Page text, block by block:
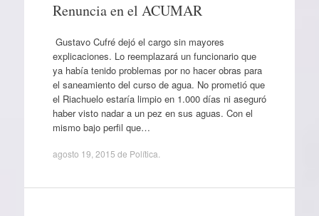
Renuncia en el ACUMAR
Gustavo Cufré dejó el cargo sin mayores
explicaciones. Lo reemplazará un funcionario que
ya había tenido problemas por no hacer obras para
el saneamiento del curso de agua. No prometió que
el Riachuelo estaría limpio en 1.000 días ni aseguró
haber visto nadar a un pez en sus aguas. Con el
mismo bajo perfil que…
agosto 19, 2015 de Política